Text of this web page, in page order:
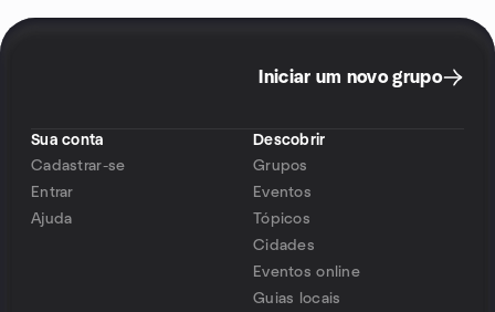
Iniciar um novo grupo
Sua conta
Cadastrar-se
Entrar
Ajuda
Descobrir
Grupos
Eventos
Tópicos
Cidades
Eventos online
Guias locais